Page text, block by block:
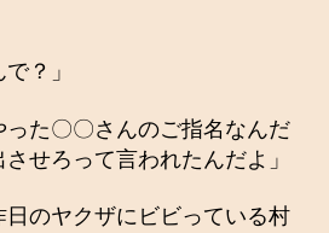
？」
った〇〇さんのご指名なんだ
せろって言われたんだよ」
のヤクザにビビっている村